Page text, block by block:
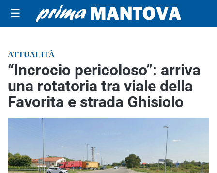
☰
ATTUALITÀ
“Incrocio pericoloso”: arriva
una rotatoria tra viale della
Favorita e strada Ghisiolo